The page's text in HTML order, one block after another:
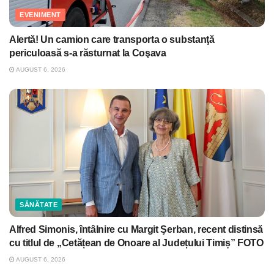
EVENIMENT
Alertă! Un camion care transporta o substanţă
periculoasă s-a răsturnat la Coşava
AUGUST 6, 2026
SĂNĂTATE
Alfred Simonis, întâlnire cu Margit Şerban, recent distinsă
cu titlul de „Cetățean de Onoare al Județului Timiș” FOTO
AUGUST 6, 2026